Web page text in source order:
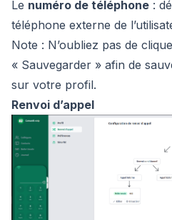
Le numéro de téléphone :
téléphone externe de
Note : N’oubliez pas de
« Sauvegarder » afin de
sur votre profil.
Renvoi d’appel